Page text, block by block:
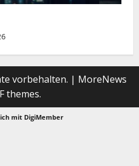
vorbehalten. | MoreNews
themes.
mit DigiMember